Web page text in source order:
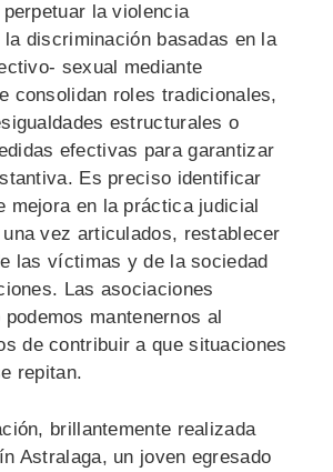
la violencia
discriminación basadas en la
sexual mediante
consolidan roles tradicionales,
estructurales o
efectivas para garantizar
Es preciso identificar
mejora en la práctica judicial
vez articulados, restablecer
las víctimas y de la sociedad
Las asociaciones
podemos mantenernos al
de contribuir a que situaciones
repitan.
brillantemente realizada
Astralaga, un joven egresado